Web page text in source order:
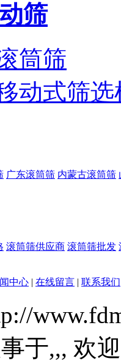
筛
筒筛
动式筛选
广东滚筒筛 内蒙古滚筒筛
滚筒筛供应商 滚筒筛批发
中心 | 在线留言 | 联系我们
于,,, 欢